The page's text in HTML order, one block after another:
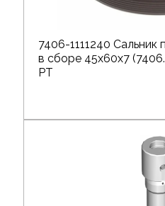
7406-1111240
в сборе 45х60х7
РТ